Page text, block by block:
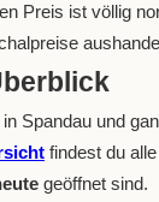
Preis ist völlig
Spandau und
findest du
geöffnet sind.